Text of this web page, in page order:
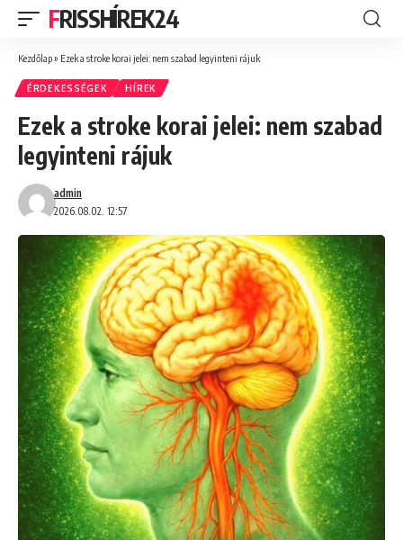
FRISSHÍREK24
Kezdőlap» Ezek a stroke korai jelei: nem szabad legyinteni rájuk
ÉRDEKESSÉGEK HÍREK
Ezek a stroke korai jelei: nem szabad
legyinteni rájuk
2026.08.02. 12:57
admin